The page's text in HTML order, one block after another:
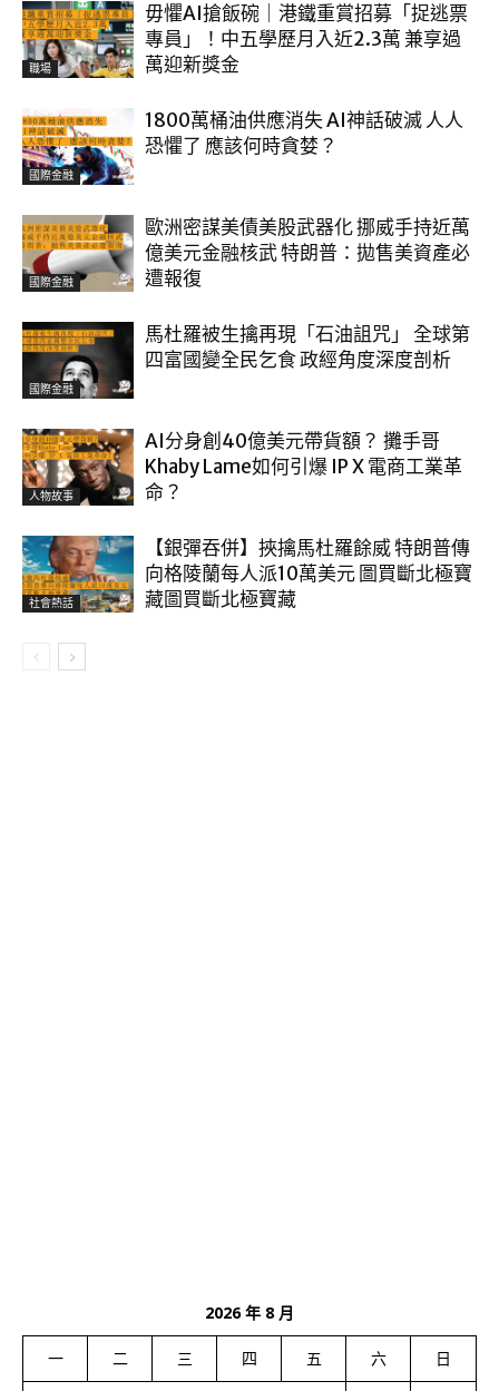
職場
毋懼AI搶飯碗｜港鐵重賞招募「捉逃票
專員」！中五學歷月入近2.3萬 兼享過
萬迎新獎金
國際金融
1800萬桶油供應消失 AI神話破滅 人人
恐懼了 應該何時貪婪？
國際金融
歐洲密謀美債美股武器化 挪威手持近萬
億美元金融核武 特朗普：拋售美資產必
遭報復
國際金融
馬杜羅被生擒再現「石油詛咒」 全球第
四富國變全民乞食 政經角度深度剖析
人物故事
AI分身創40億美元帶貨額？ 攤手哥
Khaby Lame如何引爆 IP X 電商工業革
命？
社會熱話
【銀彈吞併】挾擒馬杜羅餘威 特朗普傳
向格陵蘭每人派10萬美元 圖買斷北極寶
藏圖買斷北極寶藏
2026 年 8 月
一 二 三 四 五 六 日